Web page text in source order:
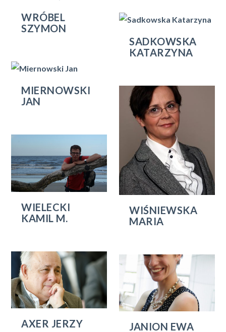
WRÓBEL
SZYMON
MIERNOWSKI
JAN
WIELECKI
KAMIL M.
AXER JERZY
SADKOWSKA
KATARZYNA
WIŚNIEWSKA
MARIA
JANION EWA